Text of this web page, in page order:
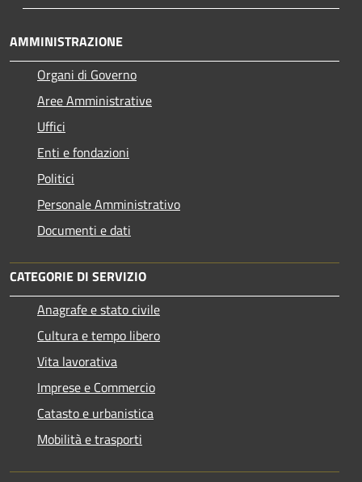
AMMINISTRAZIONE
Organi di Governo
Aree Amministrative
Uffici
Enti e fondazioni
Politici
Personale Amministrativo
Documenti e dati
CATEGORIE DI SERVIZIO
Anagrafe e stato civile
Cultura e tempo libero
Vita lavorativa
Imprese e Commercio
Catasto e urbanistica
Mobilità e trasporti